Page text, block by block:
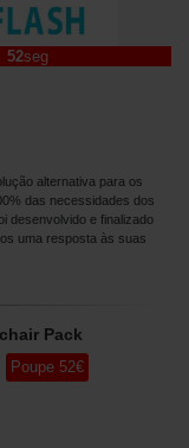
50seg
alternativa para os
das necessidades dos
desenvolvido e finalizado
uma resposta às suas
Pack
Poupe 52€